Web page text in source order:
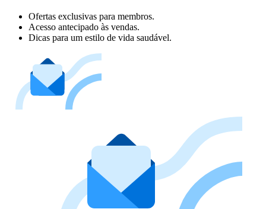
Ofertas exclusivas para membros.
Acesso antecipado às vendas.
Dicas para um estilo de vida saudável.